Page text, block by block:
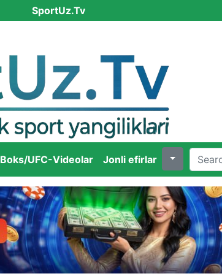
SportUz.Tv
Boks/UFC-Videolar Jonli efirlar